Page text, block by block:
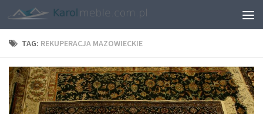
TAG: REKUPERACJA MAZOWIECKIE